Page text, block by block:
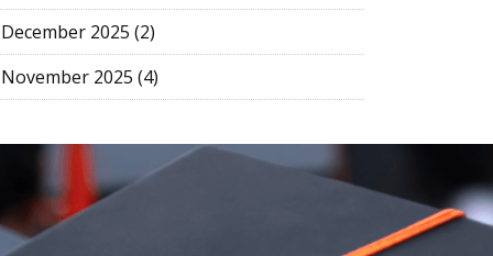
December 2025 (2)
November 2025 (4)